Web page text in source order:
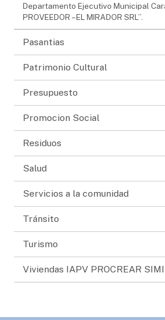
Departamento Ejecutivo Municipal
PROVEEDOR – EL MIRADOR SRL”.
Pasantias
Patrimonio Cultural
Presupuesto
Promocion Social
Residuos
Salud
Servicios a la comunidad
Tránsito
Turismo
Viviendas IAPV PROCREAR